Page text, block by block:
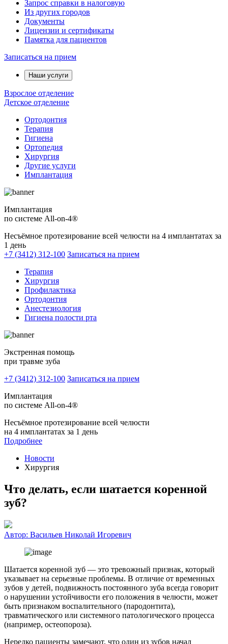
Запрос справки в налоговую
Из других городов
Документы
Лицензии и сертификаты
Памятка для пациентов
Записаться на прием
Наши услуги
Взрослое отделение
Детское отделение
Ортодонтия
Терапия
Гигиена
Ортопедия
Хирургия
Другие услуги
Имплантация
Имплантация
по системе All-on-4®
Несъёмное протезирование всей челюсти на 4 имплантатах за
1 день
+7 (3412) 312-100 Записаться на прием
Терапия
Хирургия
Профилактика
Ортодонтия
Анестезиология
Гигиена полости рта
Экстренная помощь
при травме зуба
+7 (3412) 312-100 Записаться на прием
Имплантация
по системе All-on-4®
Несъёмное протезирование всей челюсти
на 4 имплантатах за 1 день
Подробнее
Новости
Хирургия
Что делать, если шатается коренной
зуб?
Автор: Васильев Николай Игоревич
Шатается коренной зуб — это тревожный признак, который
указывает на серьезные проблемы. В отличие от временных
зубов у детей, подвижность постоянного зуба всегда говорит
о нарушении устойчивости его положения в челюсти, может
быть признаком воспалительного (пародонтита),
травматического или системного патологического процесса
(например, остеопороза).
Нередко пациенты замечают, что один из зубов начал